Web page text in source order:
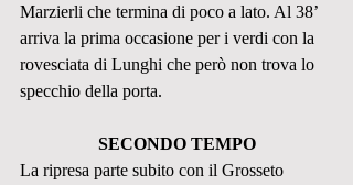
Marzierli che termina di poco a lato. Al 38’
arriva la prima occasione per i verdi con la
rovesciata di Lunghi che però non trova lo
specchio della porta.
SECONDO TEMPO
La ripresa parte subito con il Grosseto